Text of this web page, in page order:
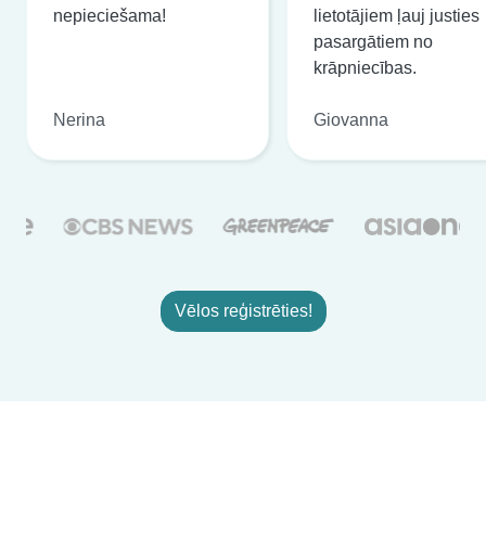
nepieciešama!
Nerina
lietotājiem ļauj justies
pasargātiem no
krāpniecības.
Giovanna
Vēlos reģistrēties!